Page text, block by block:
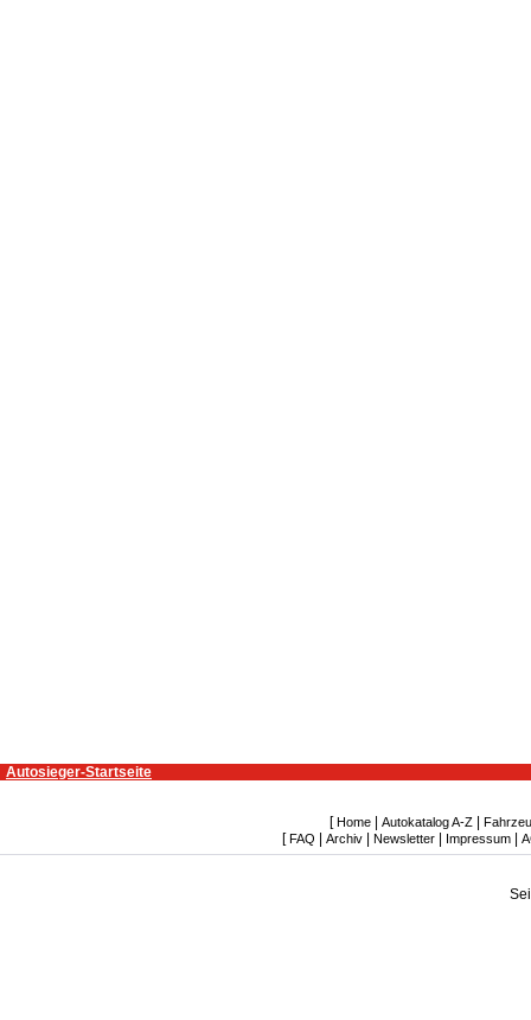
Autosieger-Startseite
[ Home Autokatalog A-Z
[ FAQ Archiv| Newsletter| Impressum|